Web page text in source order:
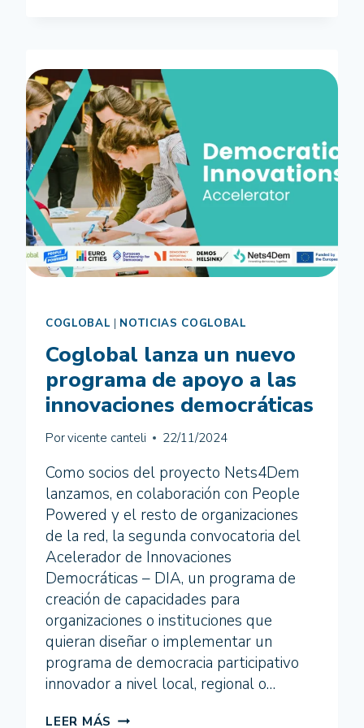
CONSTRUYENDO
FUTUROS
TRANSFORMADORES
PARA
LA
DEMOCRACIA
COGLOBAL NOTICIAS COGLOBAL
Coglobal lanza un nuevo
programa de apoyo a las
innovaciones democráticas
Porvicente canteli 22/11/2024
Como socios del proyecto Nets4Dem
lanzamos, en colaboración con People
Powered y el resto de organizaciones
de la red, la segunda convocatoria del
Acelerador de Innovaciones
Democráticas – DIA, un programa de
creación de capacidades para
organizaciones o instituciones que
quieran diseñar o implementar un
programa de democracia participativo
innovador a nivel local, regional o…
LEER MÁS COGLOBAL